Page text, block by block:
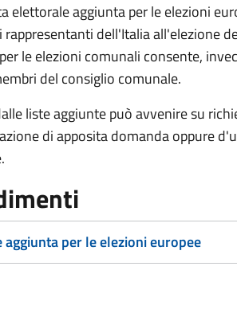
elettorale aggiunta per le elezioni
dell'Italia all'elezione
le elezioni comunali consente,
del consiglio comunale.
liste aggiunte può avvenire su
di apposita domanda oppure
per le elezioni europee